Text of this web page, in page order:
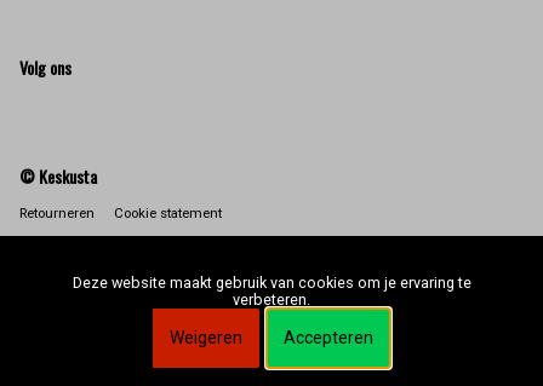
Volg ons
© Keskusta
Retourneren Cookie statement
Deze website maakt gebruik van cookies om je ervaring te
verbeteren.
Weigeren Accepteren